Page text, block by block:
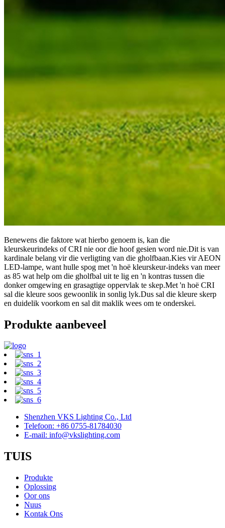
Benewens die faktore wat hierbo genoem is, kan die
kleurskeurindeks of CRI nie oor die hoof gesien word nie.Dit is van
kardinale belang vir die verligting van die gholfbaan.Kies vir AEON
LED-lampe, want hulle spog met 'n hoë kleurskeur-indeks van meer
as 85 wat help om die gholfbal uit te lig en 'n kontras tussen die
donker omgewing en grasagtige oppervlak te skep.Met 'n hoë CRI
sal die kleure soos gewoonlik in sonlig lyk.Dus sal die kleure skerp
en duidelik voorkom en sal dit maklik wees om te onderskei.
Produkte aanbeveel
Shenzhen VKS Lighting Co., Ltd
Telefoon: +86 0755-81784030
E-mail: info@vkslighting.com
TUIS
Produkte
Oplossing
Oor ons
Nuus
Kontak Ons